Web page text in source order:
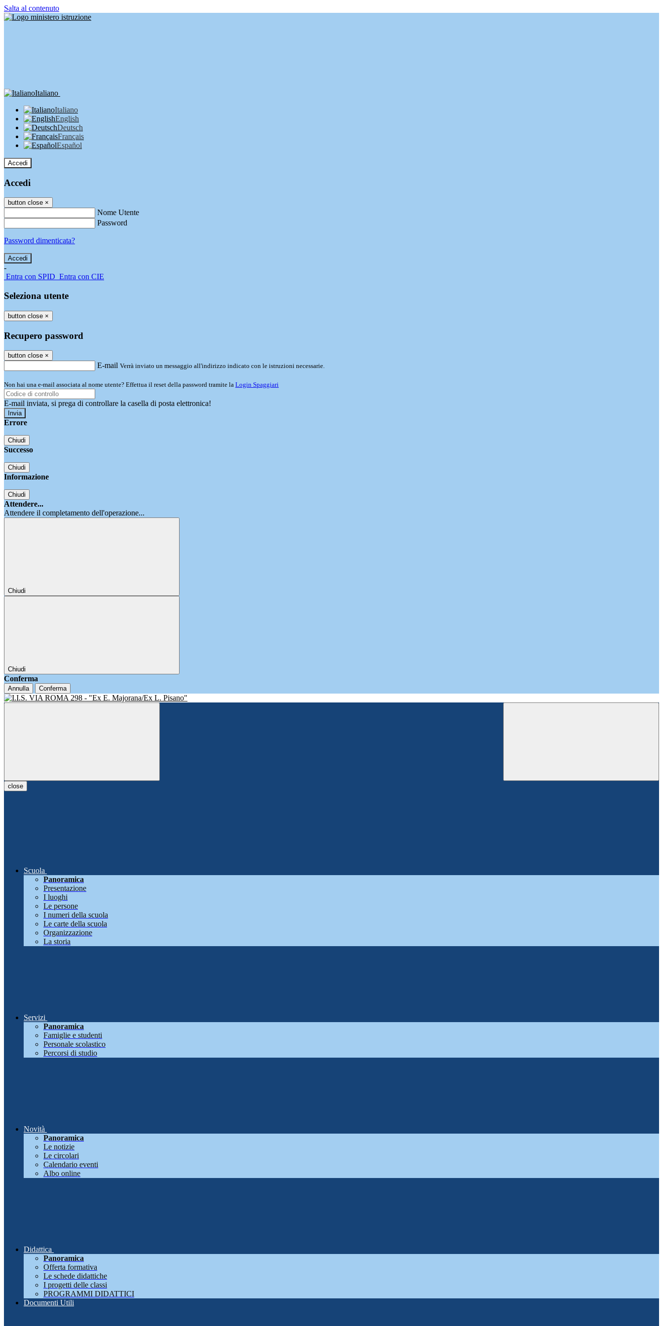
Salta al contenuto
Italiano
Italiano
English
Deutsch
Français
Español
Accedi
Accedi
button close ×
Nome Utente
Password
Password dimenticata?
-
Entra con SPID Entra con CIE
Seleziona utente
button close ×
Recupero password
button close ×
E-mail Verrà inviato un messaggio all'indirizzo indicato con le istruzioni necessarie.
Non hai una e-mail associata al nome utente? Effettua il reset della password tramite la Login Spaggiari
E-mail inviata, si prega di controllare la casella di posta elettronica!
Errore
Chiudi
Successo
Chiudi
Informazione
Chiudi
Attendere...
Attendere il completamento dell'operazione...
Chiudi
Chiudi
Conferma
Annulla Conferma
close
Scuola
Panoramica
Presentazione
I luoghi
Le persone
I numeri della scuola
Le carte della scuola
Organizzazione
La storia
Servizi
Panoramica
Famiglie e studenti
Personale scolastico
Percorsi di studio
Novità
Panoramica
Le notizie
Le circolari
Calendario eventi
Albo online
Didattica
Panoramica
Offerta formativa
Le schede didattiche
I progetti delle classi
PROGRAMMI DIDATTICI
Documenti Utili